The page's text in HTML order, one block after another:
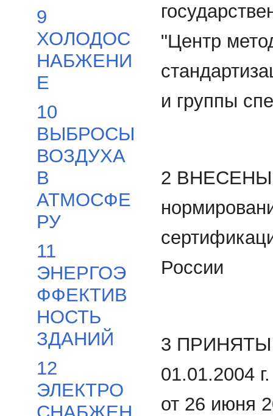
9
ХОЛОДОС
НАБЖЕНИ
Е
10
ВЫБРОСЫ
ВОЗДУХА
В
АТМОСФЕ
РУ
11
ЭНЕРГОЭ
ФФЕКТИВ
НОСТЬ
ЗДАНИЙ
12
ЭЛЕКТРО
"Центр
и группы
2 ВНЕСЕНЫ
России
3
01.01.2004
от 26 июня